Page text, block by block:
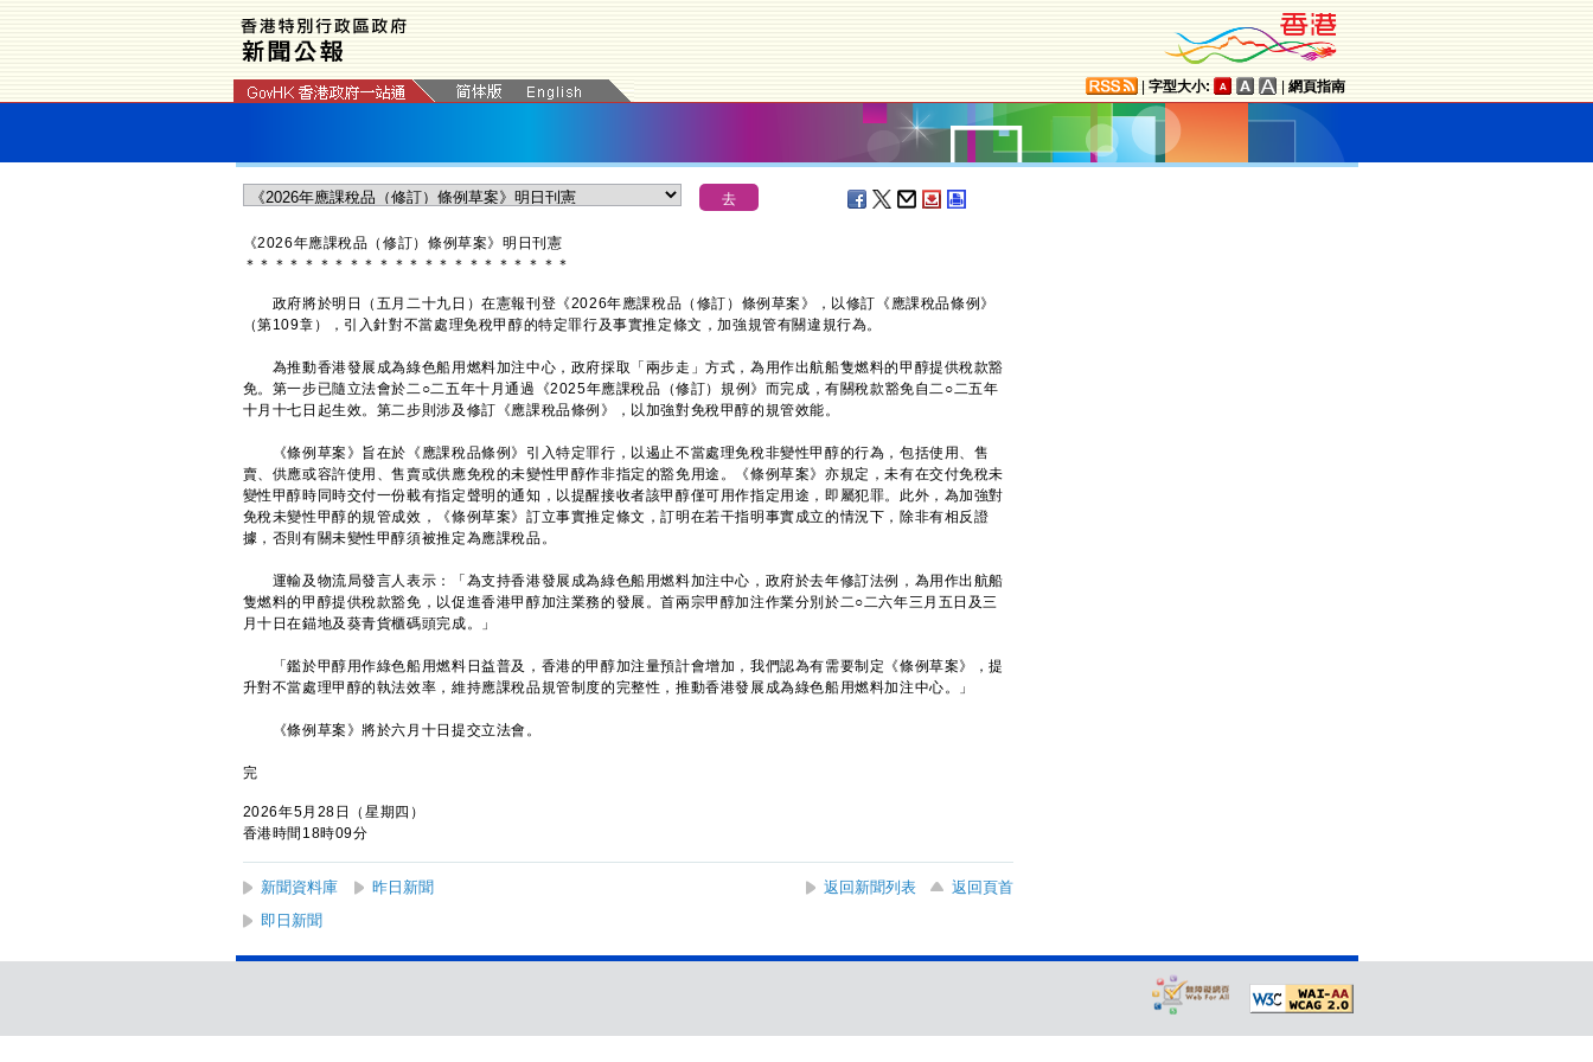
字型大小: 網頁指南
​《2026年應課稅品（修訂）條例草案》明日刊憲
＊ ＊ ＊ ＊ ＊ ＊ ＊ ＊ ＊ ＊ ＊ ＊ ＊ ＊ ＊ ＊ ＊ ＊ ＊ ＊ ＊ ＊
政府將於明日（五月二十九日）在憲報刊登《2026年應課稅品（修訂）條例草案》，以修訂《應課稅品條例》
（第109章），引入針對不當處理免稅甲醇的特定罪行及事實推定條文，加強規管有關違規行為。
為推動香港發展成為綠色船用燃料加注中心，政府採取「兩步走」方式，為用作出航船隻燃料的甲醇提供稅款豁
免。第一步已隨立法會於二○二五年十月通過《2025年應課稅品（修訂）規例》而完成，有關稅款豁免自二○二五年
十月十七日起生效。第二步則涉及修訂《應課稅品條例》，以加強對免稅甲醇的規管效能。
《條例草案》旨在於《應課稅品條例》引入特定罪行，以遏止不當處理免稅非變性甲醇的行為，包括使用、售
賣、供應或容許使用、售賣或供應免稅的未變性甲醇作非指定的豁免用途。《條例草案》亦規定，未有在交付免稅未
變性甲醇時同時交付一份載有指定聲明的通知，以提醒接收者該甲醇僅可用作指定用途，即屬犯罪。此外，為加強對
免稅未變性甲醇的規管成效，《條例草案》訂立事實推定條文，訂明在若干指明事實成立的情況下，除非有相反證
據，否則有關未變性甲醇須被推定為應課稅品。
運輸及物流局發言人表示：「為支持香港發展成為綠色船用燃料加注中心，政府於去年修訂法例，為用作出航船
隻燃料的甲醇提供稅款豁免，以促進香港甲醇加注業務的發展。首兩宗甲醇加注作業分別於二○二六年三月五日及三
月十日在錨地及葵青貨櫃碼頭完成。」
「鑑於甲醇用作綠色船用燃料日益普及，香港的甲醇加注量預計會增加，我們認為有需要制定《條例草案》，提
升對不當處理甲醇的執法效率，維持應課稅品規管制度的完整性，推動香港發展成為綠色船用燃料加注中心。」
《條例草案》將於六月十日提交立法會。
完
2026年5月28日（星期四）
香港時間18時09分
新聞資料庫 昨日新聞 返回新聞列表
返回頁首
即日新聞